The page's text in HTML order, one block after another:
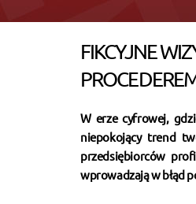
FIKCYJNE
W erze cyfrowej,
niepokojący trend
przedsiębiorców
wprowadzają w błąd